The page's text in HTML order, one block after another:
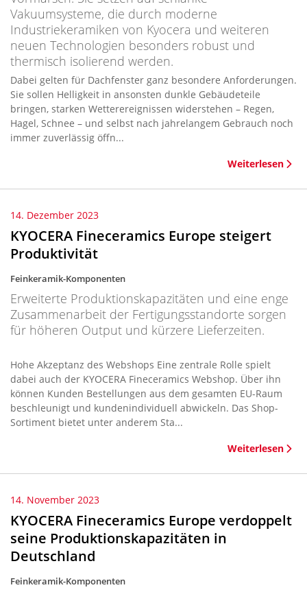
Vakuumsysteme, die durch moderne
Industriekeramiken von Kyocera und weiteren
neuen Technologien besonders robust und
thermisch isolierend werden.
Dabei gelten für Dachfenster ganz besondere Anforderungen.
Sie sollen Helligkeit in ansonsten dunkle Gebäudeteile
bringen, starken Wetterereignissen widerstehen – Regen,
Hagel, Schnee – und selbst nach jahrelangem Gebrauch noch
immer zuverlässig öffn...
Weiterlesen
14. Dezember 2023
KYOCERA Fineceramics Europe steigert
Produktivität
Feinkeramik-Komponenten
Erweiterte Produktionskapazitäten und eine enge
Zusammenarbeit der Fertigungsstandorte sorgen
für höheren Output und kürzere Lieferzeiten.
Hohe Akzeptanz des Webshops Eine zentrale Rolle spielt
dabei auch der KYOCERA Fineceramics Webshop. Über ihn
können Kunden Bestellungen aus dem gesamten EU-Raum
beschleunigt und kundenindividuell abwickeln. Das Shop-
Sortiment bietet unter anderem Sta...
Weiterlesen
14. November 2023
KYOCERA Fineceramics Europe verdoppelt
seine Produktionskapazitäten in
Deutschland
Feinkeramik-Komponenten